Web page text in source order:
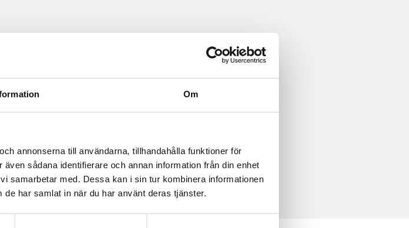
Om
annonserna till användarna, tillhandahålla funktioner för
sådana identifierare och annan information från din enhet
samarbetar med. Dessa kan i sin tur kombinera informationen
har samlat in när du har använt deras tjänster.